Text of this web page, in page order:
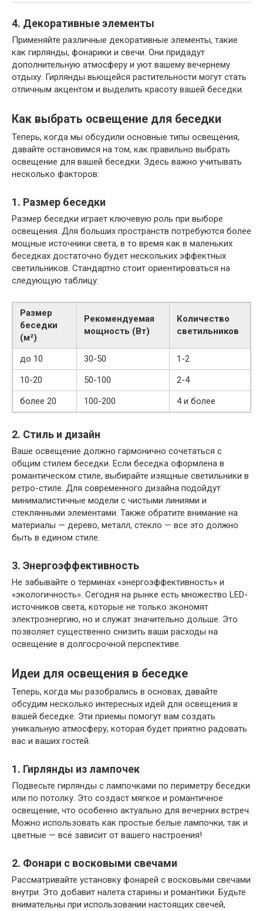
4. Декоративные элементы
Применяйте различные декоративные элементы, такие
как гирлянды, фонарики и свечи. Они придадут
дополнительную атмосферу и уют вашему вечернему
отдыху. Гирлянды вьющейся растительности могут стать
отличным акцентом и выделить красоту вашей беседки.
Как выбрать освещение для беседки
Теперь, когда мы обсудили основные типы освещения,
давайте остановимся на том, как правильно выбрать
освещение для вашей беседки. Здесь важно учитывать
несколько факторов:
1. Размер беседки
Размер беседки играет ключевую роль при выборе
освещения. Для больших пространств потребуются более
мощные источники света, в то время как в маленьких
беседках достаточно будет нескольких эффектных
светильников. Стандартно стоит ориентироваться на
следующую таблицу:
Размер
беседки
(м²)
Рекомендуемая
мощность (Вт)
Количество
светильников
до 10 30-50
1-2
10-20
50-100
2-4
более 20
100-200 4 и более
2. Стиль и дизайн
Ваше освещение должно гармонично сочетаться с
общим стилем беседки. Если беседка оформлена в
романтическом стиле, выбирайте изящные светильники в
ретро-стиле. Для современного дизайна подойдут
минималистичные модели с чистыми линиями и
стеклянными элементами. Также обратите внимание на
материалы — дерево, металл, стекло — все это должно
быть в едином стиле.
3. Энергоэффективность
Не забывайте о терминах «энергоэффективность» и
«экологичность». Сегодня на рынке есть множество LED-
источников света, которые не только экономят
электроэнергию, но и служат значительно дольше. Это
позволяет существенно снизить ваши расходы на
освещение в долгосрочной перспективе.
Идеи для освещения в беседке
Теперь, когда мы разобрались в основах, давайте
обсудим несколько интересных идей для освещения в
вашей беседке. Эти приемы помогут вам создать
уникальную атмосферу, которая будет приятно радовать
вас и ваших гостей.
1. Гирлянды из лампочек
Подвесьте гирлянды с лампочками по периметру беседки
или по потолку. Это создаст мягкое и романтичное
освещение, что особенно актуально для вечерних встреч.
Можно использовать как простые белые лампочки, так и
цветные — всё зависит от вашего настроения!
2. Фонари с восковыми свечами
Рассматривайте установку фонарей с восковыми свечами
внутри. Это добавит налета старины и романтики. Будьте
внимательны при использовании настоящих свечей,